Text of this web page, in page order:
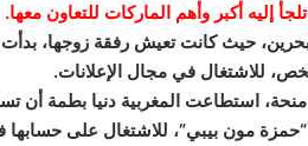
إليه أكبر وأهم الماركات للتعاون معها.
حيث كانت تعيش رفقة زوجها،
استطاعت المغربية دنيا بطمة أن
مون بيبي”، للاشتغال على حسابها